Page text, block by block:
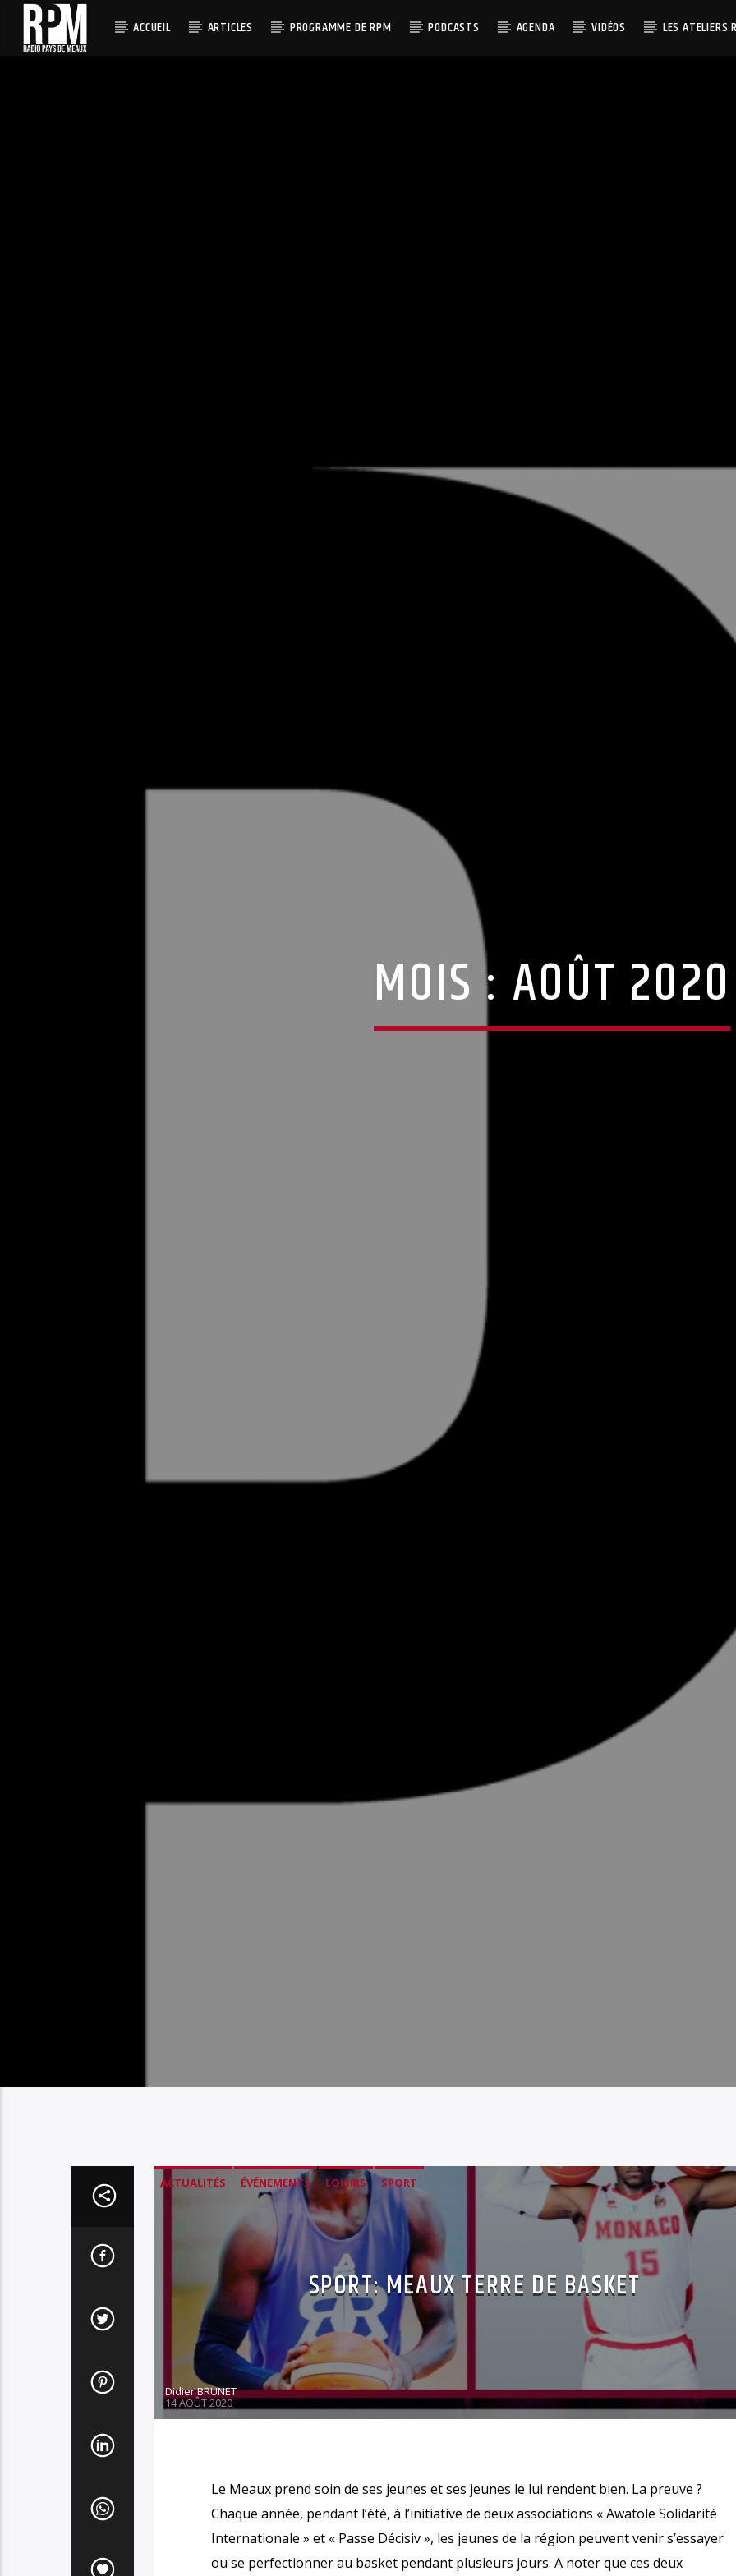
ACCUEIL ARTICLES PROGRAMME DE RPM PODCASTS AGENDA VIDÉOS LES ATELIERS
MOIS : AOÛT 2020
ACTUALITÉS ÉVÉNEMENTS LOISIRS SPORT
SPORT: MEAUX TERRE DE BASKET
Didier BRUNET
14 AOÛT 2020
Le Meaux prend soin de ses jeunes et ses jeunes le lui rendent bien. La preuve ?
Chaque année, pendant l’été, à l’initiative de deux associations « Awatole Solidarité
Internationale » et « Passe Décisiv », les jeunes de la région peuvent venir s’essayer
ou se perfectionner au basket pendant plusieurs jours. A noter que ces deux